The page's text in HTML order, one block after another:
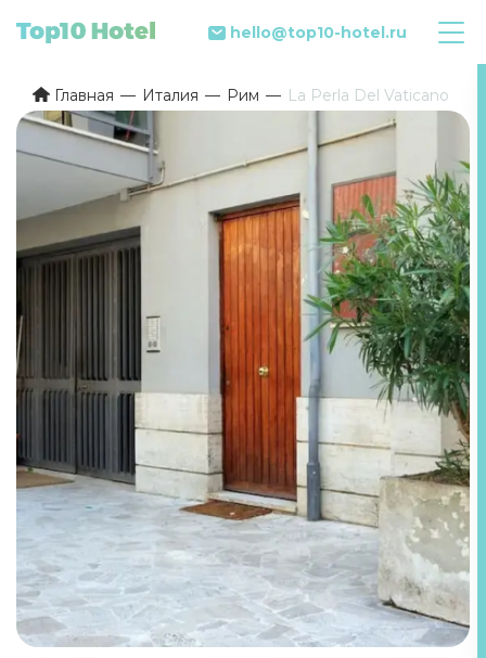
hello@top10-hotel.ru
Главная Италия Рим La Perla Del Vaticano